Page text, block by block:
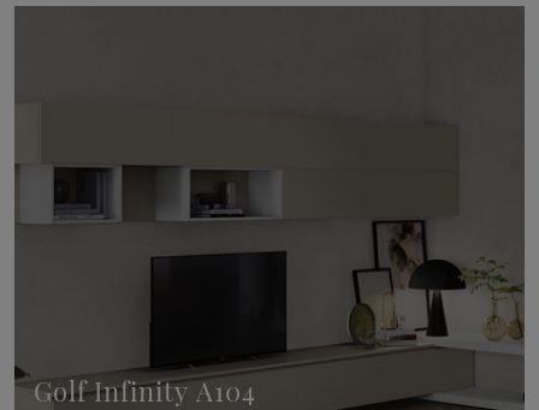
Golf Infinity A104